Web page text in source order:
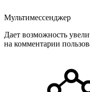
Мультимессенджер
Дает возможность
на комментарии